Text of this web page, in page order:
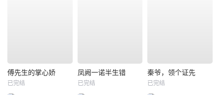
傅先生的掌心娇
已完结
凤阙一诺半生错
已完结
秦爷，领个证先
已完结